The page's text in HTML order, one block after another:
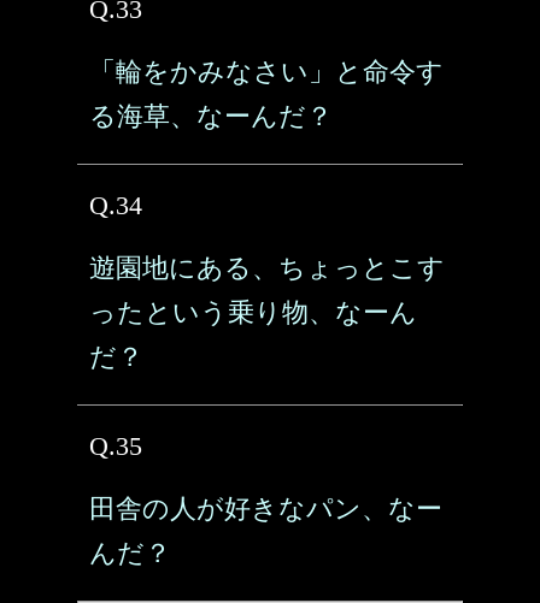
Q.33
「輪をかみなさい」と命令す
る海草、なーんだ？
Q.34
遊園地にある、ちょっとこす
ったという乗り物、なーん
だ？
Q.35
田舎の人が好きなパン、なー
んだ？